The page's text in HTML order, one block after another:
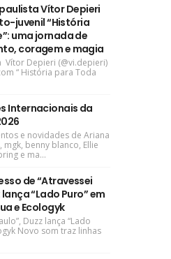
Vítor Depieri
juvenil “História
uma jornada de
coragem e magia
Depieri (@vi.depieri)
“ História para Toda
Internacionais da
e novidades de Ariana
mgk, benny blanco, Ellie
e ma...
de “Atravessei
“Lado Puro” em
e Ecologyk
Duzz lança “Lado
Novo som traz linhas